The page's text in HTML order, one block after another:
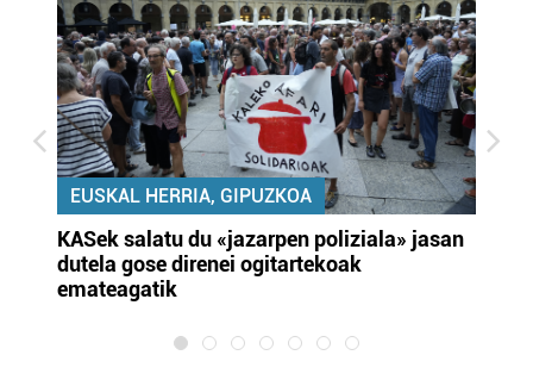
EUSKAL HERRIA, GIPUZKOA
KASek salatu du «jazarpen poliziala» jasan
dutela gose direnei ogitartekoak
emateagatik